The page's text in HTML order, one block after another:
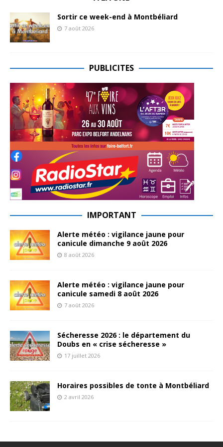
Sortir ce week-end à Montbéliard
7 août 2026
PUBLICITES
IMPORTANT
Alerte météo : vigilance jaune pour
canicule dimanche 9 août 2026
8 août 2026
Alerte météo : vigilance jaune pour
canicule samedi 8 août 2026
7 août 2026
Sécheresse 2026 : le département du
Doubs en « crise sécheresse »
17 juillet 2026
Horaires possibles de tonte à Montbéliard
2 avril 2026